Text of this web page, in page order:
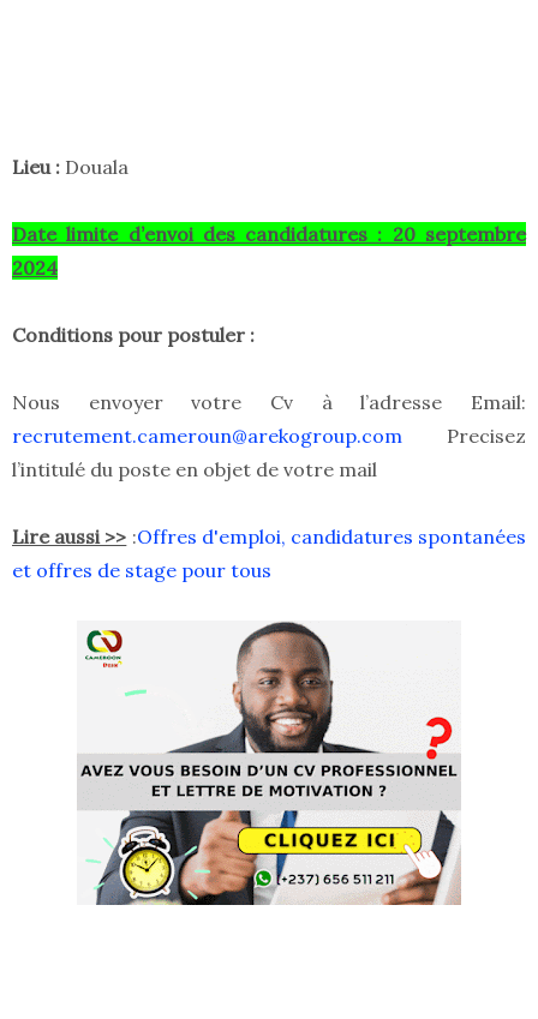
Lieu : Douala
Date limite d’envoi des candidatures : 20 septembre
2024
Conditions pour postuler :
Nous envoyer votre Cv à l’adresse Email:
recrutement.cameroun@arekogroup.com Precisez
l’intitulé du poste en objet de votre mail
Lire aussi >> :Offres d'emploi, candidatures spontanées
et offres de stage pour tous